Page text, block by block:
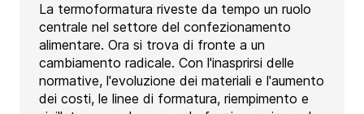
La termoformatura riveste da tempo un ruolo
centrale nel settore del confezionamento
alimentare. Ora si trova di fronte a un
cambiamento radicale. Con l'inasprirsi delle
normative, l'evoluzione dei materiali e l'aumento
dei costi, le linee di formatura, riempimento e